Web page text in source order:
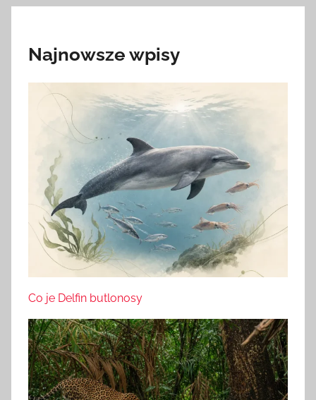
Najnowsze wpisy
Co je Delfin butlonosy